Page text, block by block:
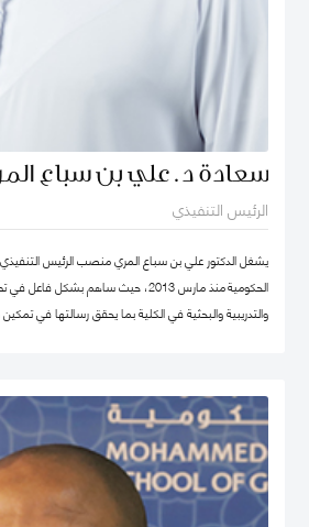
سعادة د. علي بن سباع
الرئيس التنفيذي
يشغل الدكتور علي بن سباع المري منصب الرئيس التنفيذي
الحكومية منذ مارس 2013، حيث ساهم بشكل
والتدريبية والبحثية في الكلية بما يحقق رسالتها في